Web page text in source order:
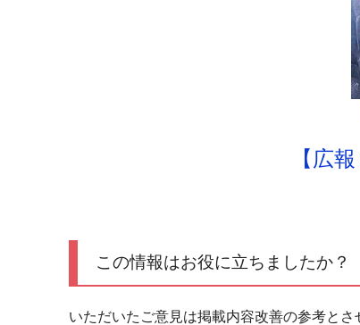
【広
この情報はお役に立ちましたか？
いただいたご意見は掲載内容改善の参考とさ